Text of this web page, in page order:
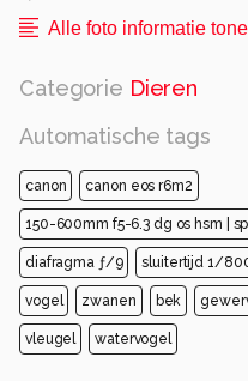
Alle foto informatie
Categorie Dieren
Automatische tags
canon canon eos r6m2
150-600mm f5-6.3 dg os hsm |
diafragma ƒ/9 sluitertijd 1/
vogel zwanen bek
vleugel watervogel